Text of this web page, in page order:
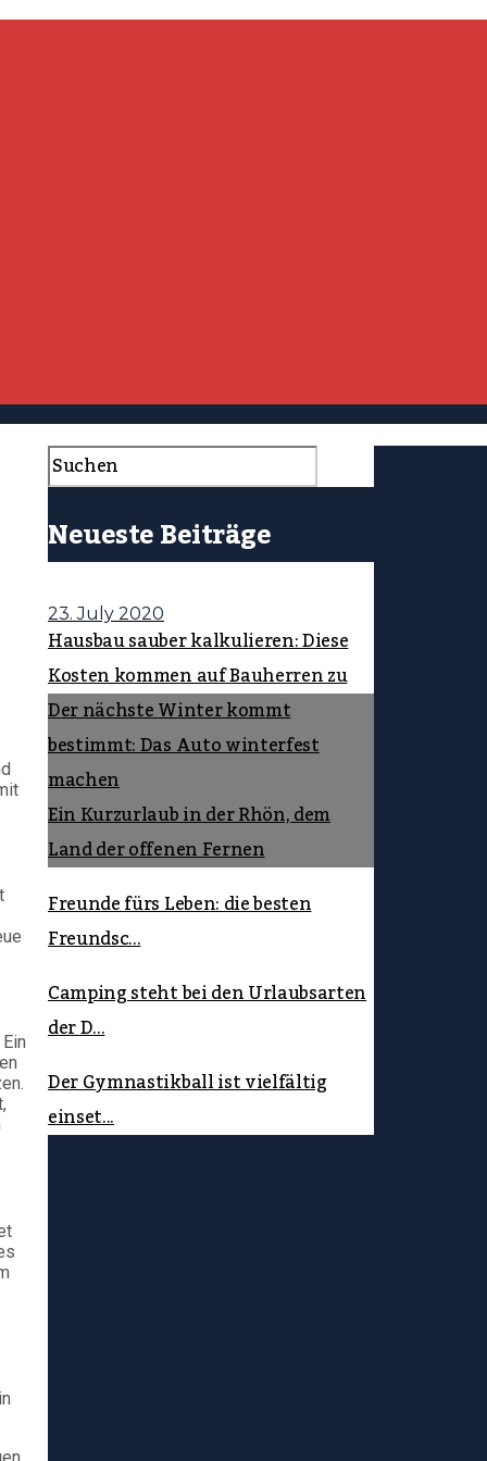
Neueste Beiträge
23. July 2020
Hausbau sauber kalkulieren: Diese
Kosten kommen auf Bauherren zu
Der nächste Winter kommt
bestimmt: Das Auto winterfest
machen
Ein Kurzurlaub in der Rhön, dem
Land der offenen Fernen
Freunde fürs Leben: die besten
Freundsc...
Camping steht bei den Urlaubsarten
der D...
Der Gymnastikball ist vielfältig
einset...